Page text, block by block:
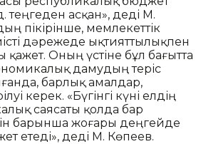
асқан», деді М.
пікірінше, мемлекеттік
дәрежеде ықтияттылықпен
Оның үстіне бұл бағытта
дамудың теріс
барлық амалдар,
керек. «Бүгінгі күні елдің
саясаты қолда бар
барынша жоғары деңгейде
етеді», деді М. Көпеев.